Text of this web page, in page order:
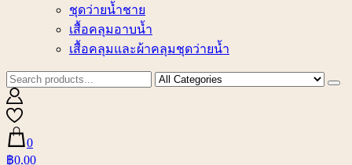
ชุดว่ายน้ำชาย
เสื้อคลุมอาบน้ำ
เสื้อคลุมและผ้าคลุมชุดว่ายน้ำ
0
฿0.00